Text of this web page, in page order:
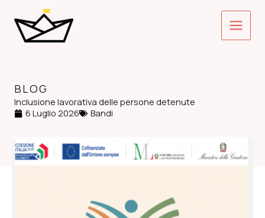
contenuto
Main
Menu
BLOG
Inclusione lavorativa delle persone detenute
6 Luglio 2026
Bandi